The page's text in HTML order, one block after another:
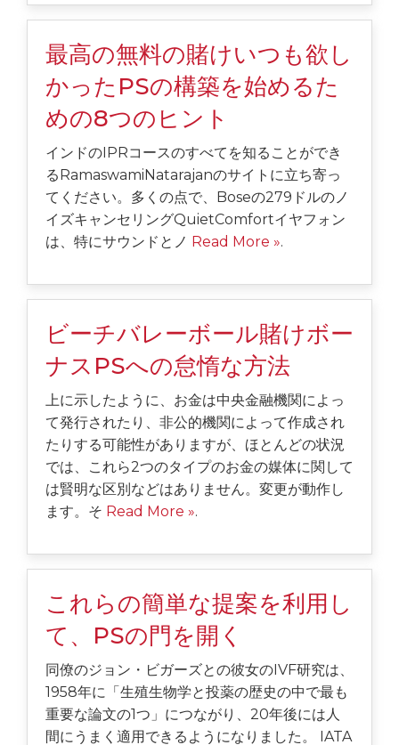
最高の無料の賭けいつも欲し
かったPSの構築を始めるた
めの8つのヒント
インドのIPRコースのすべてを知ることができ
るRamaswamiNatarajanのサイトに立ち寄っ
てください。多くの点で、Boseの279ドルのノ
イズキャンセリングQuietComfortイヤフォン
は、特にサウンドとノ Read More ».
ビーチバレーボール賭けボー
ナスPSへの怠惰な方法
上に示したように、お金は中央金融機関によっ
て発行されたり、非公的機関によって作成され
たりする可能性がありますが、ほとんどの状況
では、これら2つのタイプのお金の媒体に関して
は賢明な区別などはありません。変更が動作し
ます。そ Read More ».
これらの簡単な提案を利用し
て、PSの門を開く
同僚のジョン・ビガーズとの彼女のIVF研究は、
1958年に「生殖生物学と投薬の歴史の中で最も
重要な論文の1つ」につながり、20年後には人
間にうまく適用できるようになりました。 IATA